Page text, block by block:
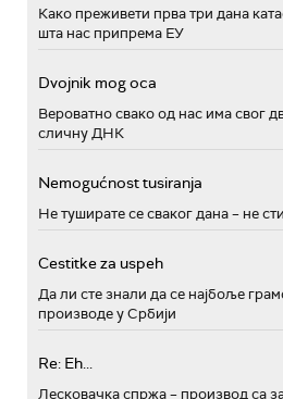
Како преживети прва три дана
шта нас припрема ЕУ
Dvojnik mog oca
Вероватно свако од нас има свог
сличну ДНК
Nemogućnost tusiranja
Не туширате се сваког дана – не
Cestitke za uspeh
Да ли сте знали да се најбоље
производе у Србији
Re: Eh...
Лесковачка спржа – производ са